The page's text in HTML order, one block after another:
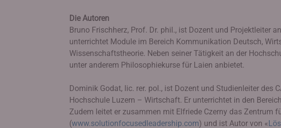
Die Autoren
Bruno Frischherz, Prof. Dr. phil., ist Dozent und Projektleiter
unterrichtet Module im Bereich Kommunikation Deutsch,
Wissenschaftstheorie. Neben seiner Tätigkeit an der
unter anderem Philosophiekurse für Laien anbietet.
Dominik Godat, lic. rer. pol., ist Dozent und Studienleiter des
Hochschule Luzern – Wirtschaft. Er unterrichtet in den
Zudem leitet er zusammen mit Elfriede Czerny das Zentrum
(www.solutionfocusedleadership.com) und ist Autor von «